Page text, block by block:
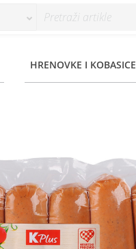
HRENOVKE I KOBASICE